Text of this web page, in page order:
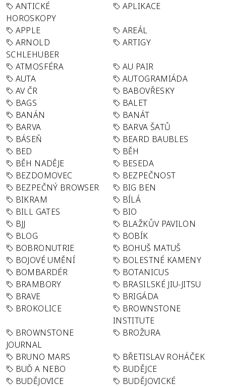
ANTICKÉ
HOROSKOPY
APLIKACE
APPLE
AREÁL
ARNOLD
SCHLEHUBER
ARTIGY
ATMOSFÉRA
AU PAIR
AUTA
AUTOGRAMIÁDA
AV ČR
BABOVŘESKY
BAGS
BALET
BANÁN
BANÁT
BARVA
BARVA ŠATŮ
BÁSEŇ
BEARD BAUBLES
BED
BĚH
BĚH NADĚJE
BESEDA
BEZDOMOVEC
BEZPEČNOST
BEZPEČNÝ BROWSER
BIG BEN
BIKRAM
BÍLÁ
BILL GATES
BIO
BJJ
BLAŽKŮV PAVILON
BLOG
BOBÍK
BOBRONUTRIE
BOHUŠ MATUŠ
BOJOVÉ UMĚNÍ
BOLESTNÉ KAMENY
BOMBARDÉR
BOTANICUS
BRAMBORY
BRASILSKÉ JIU-JITSU
BRAVE
BRIGÁDA
BROKOLICE
BROWNSTONE
INSTITUTE
BROWNSTONE
JOURNAL
BROŽURA
BRUNO MARS
BŘETISLAV ROHÁČEK
BUĎ A NEBO
BUDĚJCE
BUDĚJOVICE
BUDĚJOVICKÉ